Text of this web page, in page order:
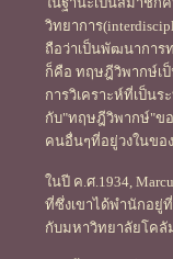
วิทยาการ
ถือว่าเป็นพัฒนาการ
ก็คือ ทฤษฎีวิพากษ์เ
การวิเคราะห์ที่เป็น
กับ"ทฤษฎีวิพากษ์"ขอ
คนอื่นๆที่อยู่วงในขอ
ในปี ค.ศ.1934,
ที่ซึ่งเขาได้พำนักอยู่
กับมหาวิทยาลัยโคลั